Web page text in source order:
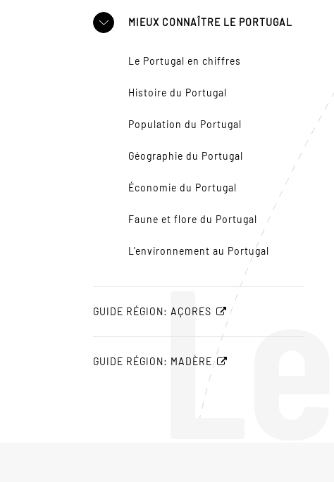
MIEUX CONNAÎTRE LE PORTUGAL
Le Portugal en chiffres
Histoire du Portugal
Population du Portugal
Géographie du Portugal
Économie du Portugal
Faune et flore du Portugal
L'environnement au Portugal
GUIDE RÉGION: AÇORES
GUIDE RÉGION: MADÈRE